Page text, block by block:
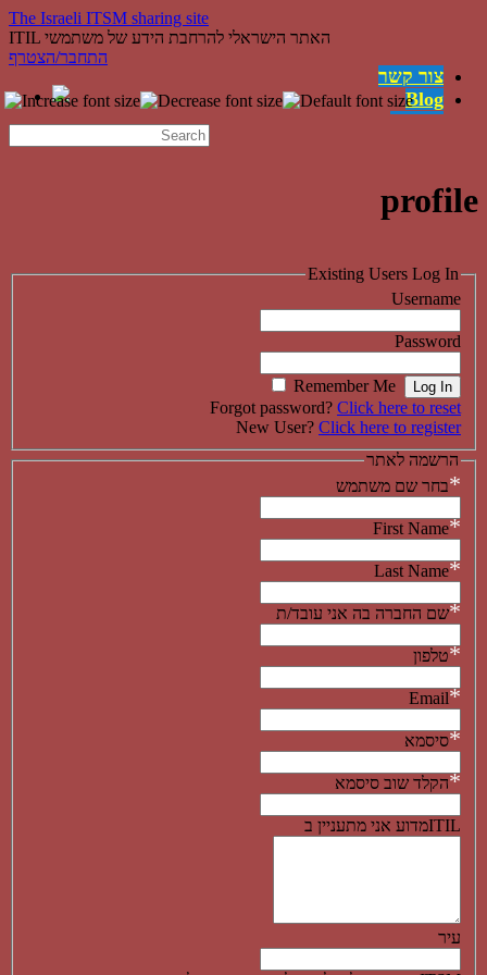
The Israeli ITSM sharing site
ITIL האתר הישראלי להרחבת הידע של משתמשי
צור קשר
Blog
קישורים
ההצלחות
התחבר/הצטרף
profile
Existing Users Log In
Username
Password
Remember Me
Forgot password? Click here to reset
New User? Click here to register
הרשמה לאתר
בחר שם משתמש*
First Name*
Last Name*
שם החברה בה אני עובד/ת*
טלפון*
Email*
סיסמא*
הקלד שוב סיסמא*
מדוע אני מתעניין בITIL
עיר